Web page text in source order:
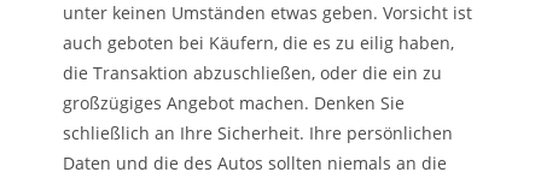
unter keinen Umständen etwas geben. Vorsicht ist
auch geboten bei Käufern, die es zu eilig haben,
die Transaktion abzuschließen, oder die ein zu
großzügiges Angebot machen. Denken Sie
schließlich an Ihre Sicherheit. Ihre persönlichen
Daten und die des Autos sollten niemals an die